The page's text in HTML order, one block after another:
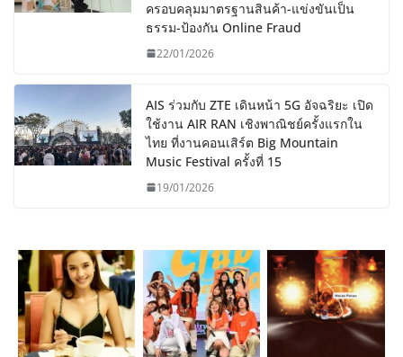
ครอบคลุมมาตรฐานสินค้า-แข่งขันเป็น
ธรรม-ป้องกัน Online Fraud
22/01/2026
AIS ร่วมกับ ZTE เดินหน้า 5G อัจฉริยะ เปิด
ใช้งาน AIR RAN เชิงพาณิชย์ครั้งแรกใน
ไทย ที่งานคอนเสิร์ต Big Mountain
Music Festival ครั้งที่ 15
19/01/2026